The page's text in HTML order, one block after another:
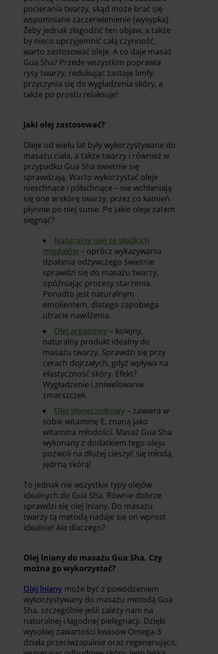
pocierania twarzy, skąd może brać się
wspomniane zaczerwienienie (wysypka).
Żeby jednak złagodzić ten objaw, a także
by nieco uprzyjemnić całą czynność,
warto zastosować oleje. A co daje masaż
Gua Sha? Przede wszystkim poprawia
rysy twarzy, redukując zastoje limfy,
przyczynia się do wygładzenia skóry, a
także po prostu relaksuje!
Jaki olej zastosować?
Oleje od wielu lat były wykorzystywane do
masażu ciała, a także twarzy i również w
przypadku Gua Sha świetnie się
sprawdzają. Warto wykorzystać oleje
nieschnące i półschnące – nie wchłaniają
się one w skórę twarzy, przez co kamień
płynnie po niej sunie. Po jakie oleje zatem
sięgnąć?
Naturalny olej ze słodkich
migdałów – oprócz wykazywania
działania odżywczego świetnie
sprawdzi się do masażu twarzy,
opóźniając procesy starzenia.
Ponadto jest naturalnym
emolientem, dlatego zapobiega
utracie nawilżenia.
Olej arganowy – kolejny,
naturalny produkt idealny do
masażu twarzy. Sprawdzi się przy
cerach dojrzałych, gdyż wpływa na
elastyczność skóry. Efekt?
Wygładzenie i zniwelowanie
zmarszczek.
Olej słonecznikowy – zawiera w
sobie witaminę E, znaną jako
witamina młodości. Masaż Gua Sha
wykonany z dodatkiem tego oleju
pozwoli na dłużej cieszyć się młodą,
jędrną skórą!
To jednak nie wszystkie typy olejów
idealnych do Gua Sha. Równie dobrze
sprawdzi się olej lniany. Do masażu
twarzy tą metodą nadaje się on wprost
idealnie! Ale dlaczego?
Olej lniany do masażu Gua Sha. Czy
można go wykorzystać?
Olej lniany może być z powodzeniem
wykorzystywany do masażu metodą Gua
Sha, szczególnie jeśli zależy nam na
naturalnej i łagodnej pielęgnacji. Dzięki
wysokiej zawartości kwasów Omega-3
działa przeciwzapalnie oraz regenerująco,